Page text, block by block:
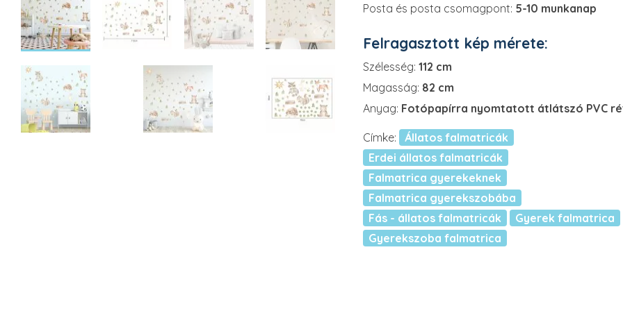
Posta és posta csomagpont: 5-10 munkanap
Felragasztott kép mérete:
Szélesség: 112 cm
Magasság: 82 cm
Anyag: Fotópapírra nyomtatott átlátszó PVC
Címke:
Állatos falmatricák
Erdei állatos falmatricák
Falmatrica gyerekeknek
Falmatrica gyerekszobába
Fás - állatos falmatricák
Gyerek falmatrica
Gyerekszoba falmatrica